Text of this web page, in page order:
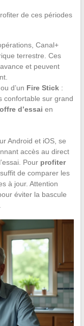
de ces périodes
Canal+
terrestre. Ces
et peuvent
d’un Fire Stick:
confortable sur grand
offre d’essai en
Android et iOS, se
accès au direct
Pour profiter
de comparer les
à jour. Attention
éviter la bascule